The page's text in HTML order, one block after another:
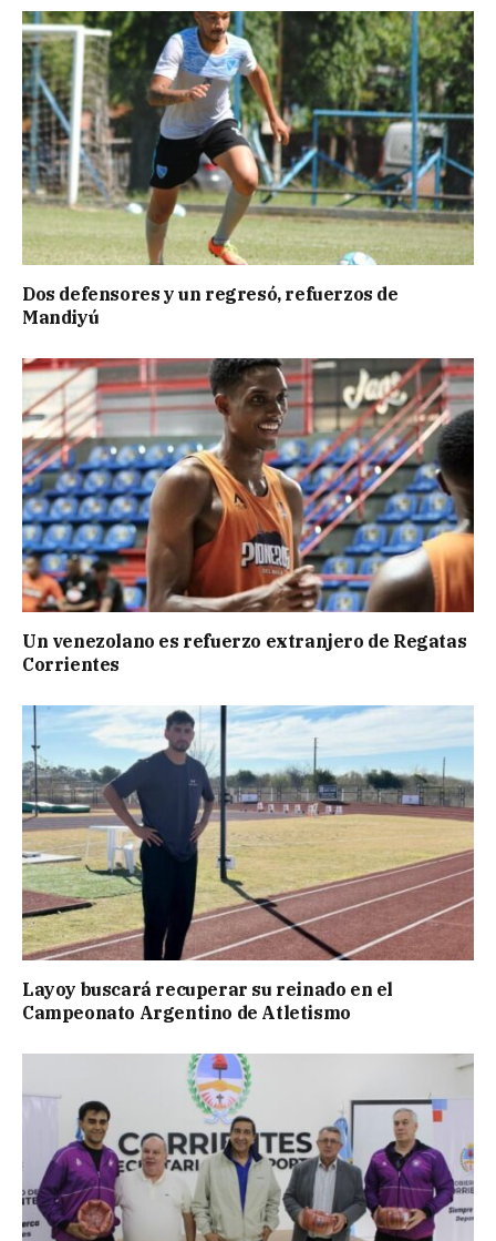
Dos defensores y un regresó, refuerzos de
Mandiyú
Un venezolano es refuerzo extranjero de Regatas
Corrientes
Layoy buscará recuperar su reinado en el
Campeonato Argentino de Atletismo